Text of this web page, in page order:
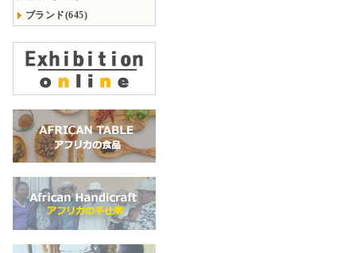
ブランド(645)